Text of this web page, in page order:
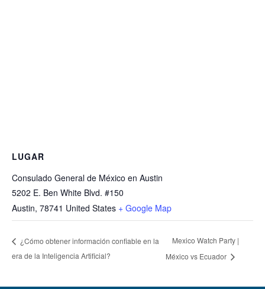
LUGAR
Consulado General de México en Austin
5202 E. Ben White Blvd. #150
Austin, 78741 United States + Google Map
¿Cómo obtener información confiable en la
era de la Inteligencia Artificial?
Mexico Watch Party |
México vs Ecuador